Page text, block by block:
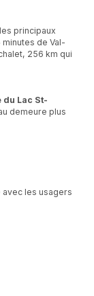
principaux
de Val-
256 km qui
Lac St-
demeure plus
les usagers